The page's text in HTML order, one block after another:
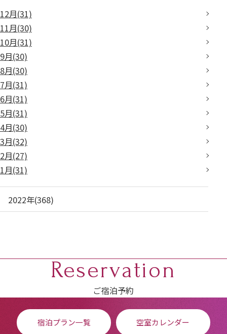
12月(31)
11月(30)
10月(31)
9月(30)
8月(30)
7月(31)
6月(31)
5月(31)
4月(30)
3月(32)
2月(27)
1月(31)
2022年(368)
Reservation
ご宿泊予約
宿泊プラン一覧 空室カレンダー